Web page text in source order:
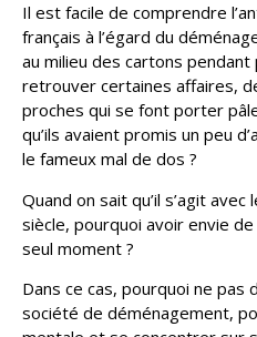
Il est facile de comprendre
français à l’égard du
au milieu des cartons
retrouver certaines affaires,
proches qui se font porter
qu’ils avaient promis un peu
le fameux mal de dos ?
Quand on sait qu’il s’agit
siècle, pourquoi avoir envie de
seul moment ?
Dans ce cas, pourquoi ne pas
société de déménagement,